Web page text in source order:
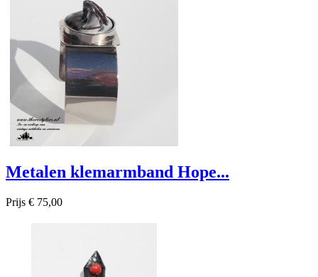
Metalen klemarmband Hope...
Prijs € 75,00